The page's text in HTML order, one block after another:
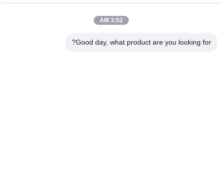
التصميم الضيق TC06 الدقة العالية الوحدة SMT اختيار ووضع آلة 6
3:52 AM
Good day, what product are you looking for?